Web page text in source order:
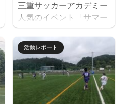
申込みください。キャン
セル等ないようご予定を
ご確認の上お申し込みく
ださい。 ウォーミングア
ップを兼ねた基礎技術練
習の後、たくさんミニサ
ッカーの試合を実施。そ
して毎日ベストプレヤー
三重サッカーアカデミー
人気のイベント「サマー
キャンプ」を７月２６日
（日）に開催します。 楽
しいゲームから本格的な
サッカーの練習、サッカ
ー大会と盛りだくさんの
内容で、この夏最高の思
活動レポート